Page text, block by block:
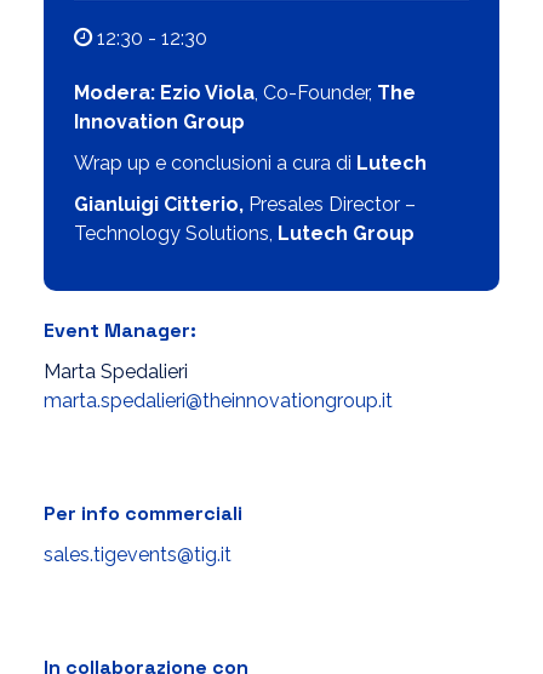
12:30 - 12:30
Modera: Ezio Viola, Co-Founder, The
Innovation Group
Wrap up e conclusioni a cura di Lutech
Gianluigi Citterio, Presales Director –
Technology Solutions, Lutech Group
Event Manager:
Marta Spedalieri
marta.spedalieri@theinnovationgroup.it
Per info commerciali
sales.tigevents@tig.it
In collaborazione con